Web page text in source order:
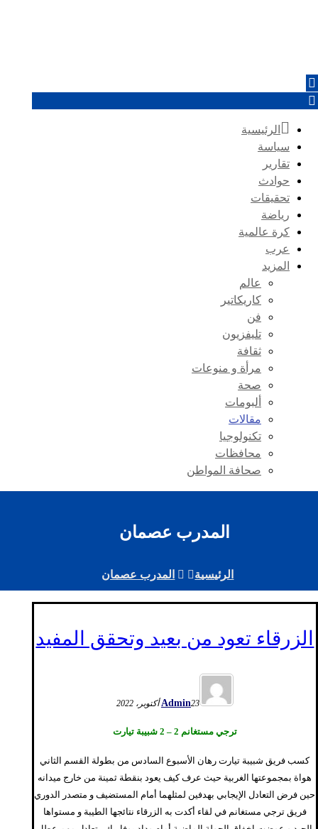
الرئيسية
سياسة
تقارير
حوادث
تحقيقات
رياضة
كرة عالمية
عرب
المزيد
عالم
كاريكاتير
فن
تليفزيون
ثقافة
مرأة و منوعات
صحة
ألبومات
مقالات
تكنولوجيا
محافظات
صحافة المواطن
المدرب عصمان
الرئيسية المدرب عصمان
الزرقاء تعود من بعيد وتحقق المفيد
Admin23 أكتوبر، 2022
ترجي مستغانم 2 – 2 شبيبة تيارت
كسب فريق شبيبة تيارت رهان الأسبوع السادس من بطولة القسم الثاني
هواة بمجموعتها الغربية حيث عرف كيف يعود بنقطة ثمينة من خارج ميدانه
حين فرض التعادل الإيجابي بهدفين لمثلهما أمام المستضيف و متصدر الدوري
فريق ترجي مستغانم في لقاء أكدت به الزرقاء نتائجها الطيبة و مستواها